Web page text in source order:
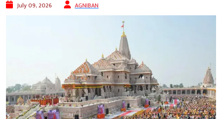
July 09, 2026 AGNIBAN